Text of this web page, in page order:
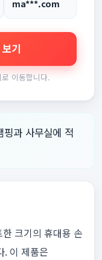
ma***.com
기
이동합니다.
과 사무실에 적
크기의 휴대용 손
. 이 제품은